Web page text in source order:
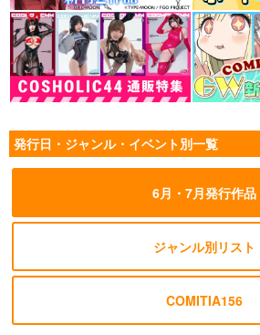
専売 678円（税込）
SPY×FAMILY
ダミアン×アーニャ
サンプル
1,572円（税込）
機動戦士ガンダムSEED FREEDOM
キラ・ヤマト
アスラン・ザラ
シン・アスカサンプル
No.1
発行日・ジャンル・イベント別一覧
6月・7月発行作品
ジャンル別リスト
COMITIA156